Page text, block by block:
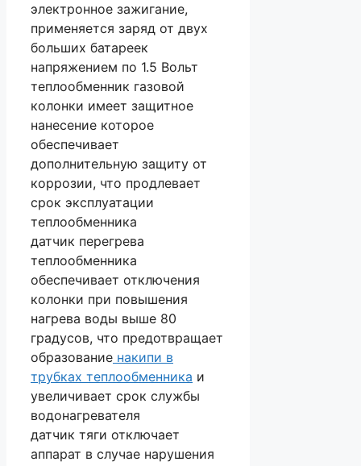
электронное зажигание,
применяется заряд от двух
больших батареек
напряжением по 1.5 Вольт
теплообменник газовой
колонки имеет защитное
нанесение которое
обеспечивает
дополнительную защиту от
коррозии, что продлевает
срок эксплуатации
теплообменника
датчик перегрева
теплообменника
обеспечивает отключения
колонки при повышения
нагрева воды выше 80
градусов, что предотвращает
образование накипи в
трубках теплообменника и
увеличивает срок службы
водонагревателя
датчик тяги отключает
аппарат в случае нарушения